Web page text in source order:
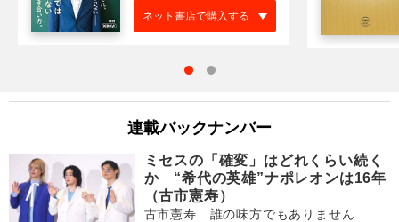
ネット書店で購入する
連載バックナンバー
ミセスの「確変」はどれくらい続く
か “希代の英雄”ナポレオンは16年
（古市憲寿）
古市憲寿 誰の味方でもありません